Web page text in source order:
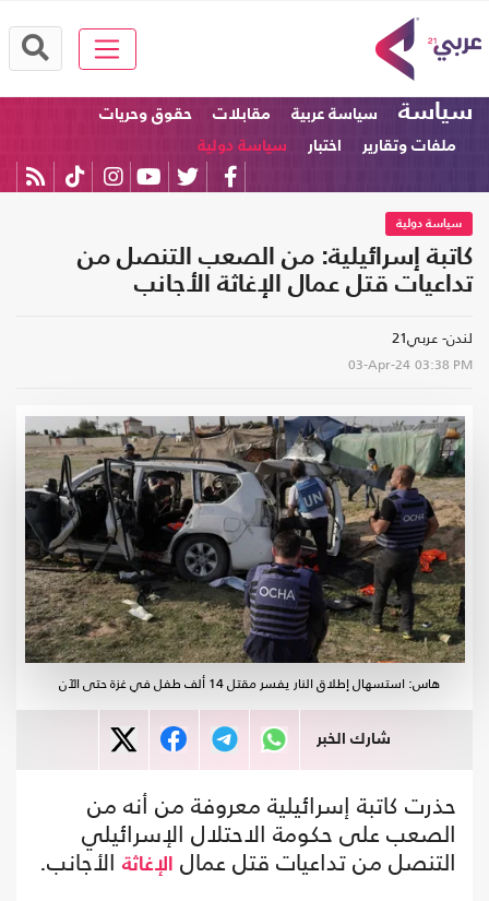
سياسة سياسة عربية مقابلات
حقوق وحريات
ملفات وتقارير
اختبار سياسة دولية
سياسة دولية
كاتبة إسرائيلية: من الصعب التنصل من
تداعيات قتل عمال الإغاثة الأجانب
لندن- عربي21
03-Apr-24 03:38 PM
هاس: استسهال إطلاق النار يفسر مقتل 14 ألف طفل في غزة حتى الآن
شارك الخبر
حذرت كاتبة إسرائيلية معروفة من أنه من
الصعب على حكومة الاحتلال الإسرائيلي
التنصل من تداعيات قتل عمال الإغاثة الأجانب.